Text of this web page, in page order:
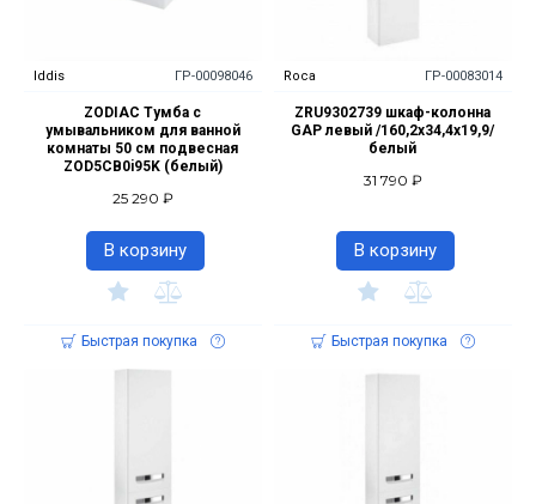
Iddis ГР-00098046
ZODIAC Тумба с
умывальником для ванной
комнаты 50 см подвесная
ZOD5CB0i95K (белый)
25 290 ₽
В корзину
Быстрая покупка
Roca ГР-00083014
ZRU9302739 шкаф-колонна
GAP левый /160,2х34,4х19,9/
белый
31 790 ₽
В корзину
Быстрая покупка